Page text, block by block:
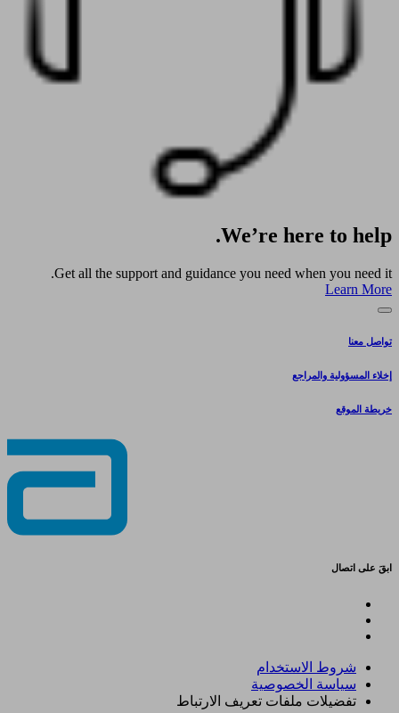
We’re here to help.
Get all the support and guidance you need when you need it.
Learn More
تواصل معنا
إخلاء المسؤولية والمراجع
خريطة الموقع
ابقَ على اتصال
شروط الاستخدام
سياسة الخصوصية
تفضيلات ملفات تعريف الارتباط